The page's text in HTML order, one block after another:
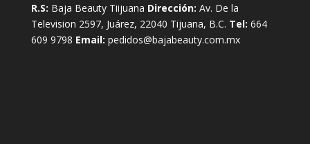
R.S: Baja Beauty Tiijuana Dirección: Av. De la
Television 2597, Juárez, 22040 Tijuana, B.C. Tel: 664
609 9798 Email: pedidos@bajabeauty.com.mx